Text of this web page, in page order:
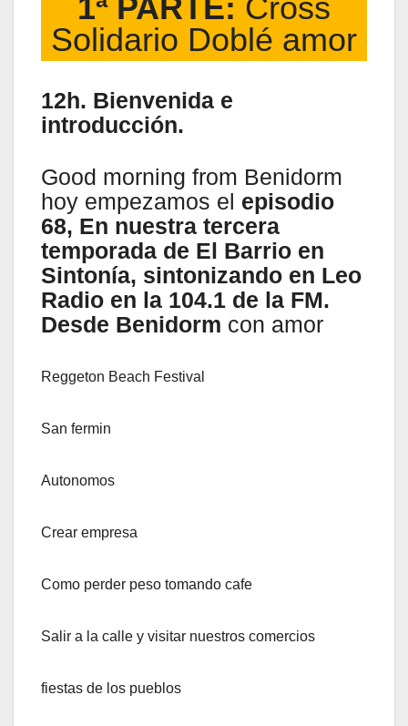
1ª PARTE: Cross
Solidario Doblé amor
12h. Bienvenida e
introducción.
Good morning from Benidorm
hoy empezamos el episodio
68, En nuestra tercera
temporada de El Barrio en
Sintonía, sintonizando en Leo
Radio en la 104.1 de la FM.
Desde Benidorm con amor
Reggeton Beach Festival
San fermin
Autonomos
Crear empresa
Como perder peso tomando cafe
Salir a la calle y visitar nuestros comercios
fiestas de los pueblos